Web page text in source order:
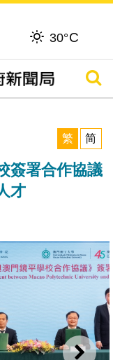
30°C
搜尋
繁
简
簽署合作協議
才